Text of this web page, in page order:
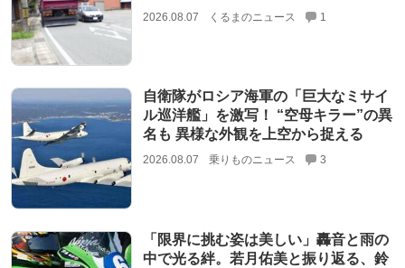
2026.08.07 くるまのニュース 1
自衛隊がロシア海軍の「巨大なミサイ
ル巡洋艦」を激写！ “空母キラー”の異
名も 異様な外観を上空から捉える
2026.08.07 乗りものニュース 3
「限界に挑む姿は美しい」轟音と雨の
中で光る絆。若月佑美と振り返る、鈴